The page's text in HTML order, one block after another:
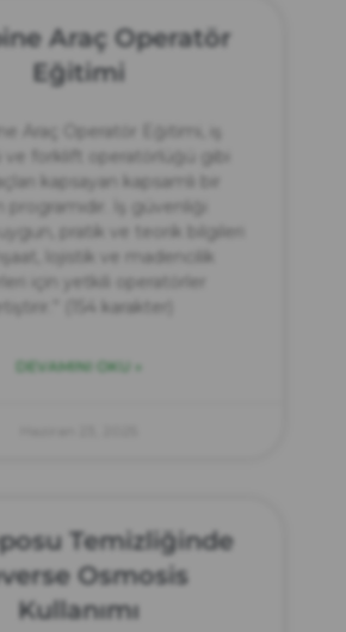
Araç Operatör
Eğitimi
Araç Operatör Eğitimi, iş
ve forklift operatörlüğü gibi
kapsayan kapsamlı bir
İş güvenliği
pratik ve teorik bilgileri
lojistik ve madencilik
için yetkili operatörler
(154 karakter)
DEVAMINI OKU »
Temizliğinde
Osmosis
Kullanımı